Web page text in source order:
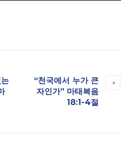
“천국에서 누가 큰
자인가” 마태복음
18:1-4절